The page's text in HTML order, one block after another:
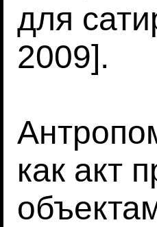
для
2009].
как акт